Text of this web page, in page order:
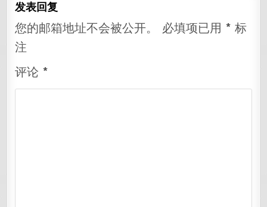
发表回复
您的邮箱地址不会被公开。 必填项已用* 标
注
评论*